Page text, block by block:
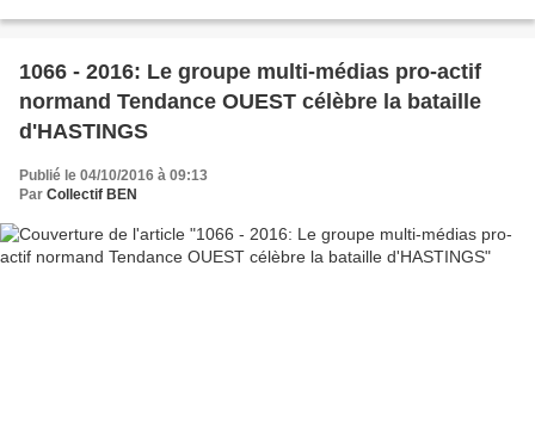
1066 - 2016: Le groupe multi-médias pro-actif
normand Tendance OUEST célèbre la bataille
d'HASTINGS
Publié le 04/10/2016 à 09:13
Par Collectif BEN